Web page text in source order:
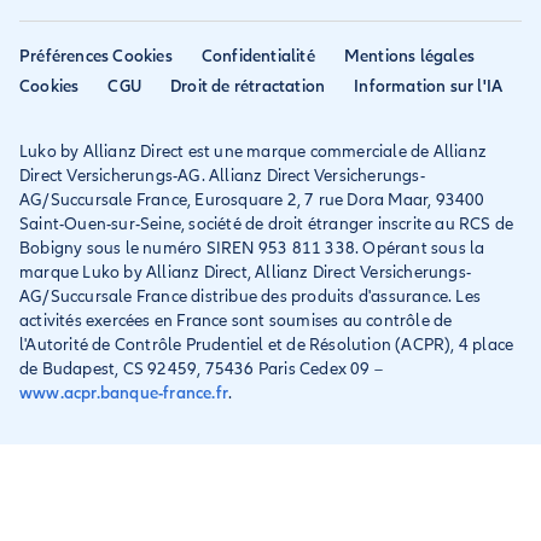
Résilier ancien assureur
Eurofil rejoint Allianz
Conditions générales et
IPID
Préférences Cookies Confidentialité
Mentions légales
Cookies
CGU Droit de rétractation Information sur l'IA
Luko by Allianz Direct est une marque commerciale de Allianz
Direct Versicherungs-AG. Allianz Direct Versicherungs-
AG/Succursale France, Eurosquare 2, 7 rue Dora Maar, 93400
Saint-Ouen-sur-Seine, société de droit étranger inscrite au RCS de
Bobigny sous le numéro SIREN 953 811 338. Opérant sous la
marque Luko by Allianz Direct, Allianz Direct Versicherungs-
AG/Succursale France distribue des produits d'assurance. Les
activités exercées en France sont soumises au contrôle de
l'Autorité de Contrôle Prudentiel et de Résolution (ACPR), 4 place
de Budapest, CS 92459, 75436 Paris Cedex 09 –
www.acpr.banque-france.fr.